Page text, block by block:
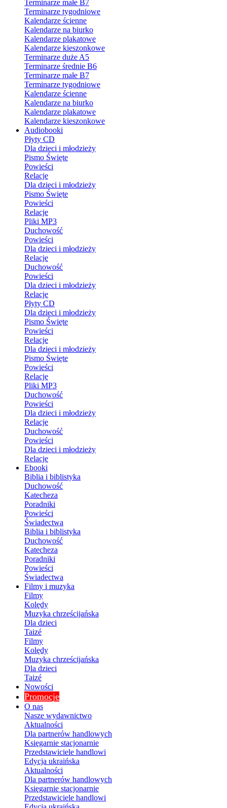
Terminarze małe B7
Terminarze tygodniowe
Kalendarze ścienne
Kalendarze na biurko
Kalendarze plakatowe
Kalendarze kieszonkowe
Terminarze duże A5
Terminarze średnie B6
Terminarze małe B7
Terminarze tygodniowe
Kalendarze ścienne
Kalendarze na biurko
Kalendarze plakatowe
Kalendarze kieszonkowe
Audiobooki
Płyty CD
Dla dzieci i młodzieży
Pismo Święte
Powieści
Relacje
Dla dzieci i młodzieży
Pismo Święte
Powieści
Relacje
Pliki MP3
Duchowość
Powieści
Dla dzieci i młodzieży
Relacje
Duchowość
Powieści
Dla dzieci i młodzieży
Relacje
Płyty CD
Dla dzieci i młodzieży
Pismo Święte
Powieści
Relacje
Dla dzieci i młodzieży
Pismo Święte
Powieści
Relacje
Pliki MP3
Duchowość
Powieści
Dla dzieci i młodzieży
Relacje
Duchowość
Powieści
Dla dzieci i młodzieży
Relacje
Ebooki
Biblia i biblistyka
Duchowość
Katecheza
Poradniki
Powieści
Świadectwa
Biblia i biblistyka
Duchowość
Katecheza
Poradniki
Powieści
Świadectwa
Filmy i muzyka
Filmy
Kolędy
Muzyka chrześcijańska
Dla dzieci
Taizé
Filmy
Kolędy
Muzyka chrześcijańska
Dla dzieci
Taizé
Nowości
Promocje
O nas
Nasze wydawnictwo
Aktualności
Dla partnerów handlowych
Księgarnie stacjonarnie
Przedstawiciele handlowi
Edycja ukraińska
Aktualności
Dla partnerów handlowych
Księgarnie stacjonarnie
Przedstawiciele handlowi